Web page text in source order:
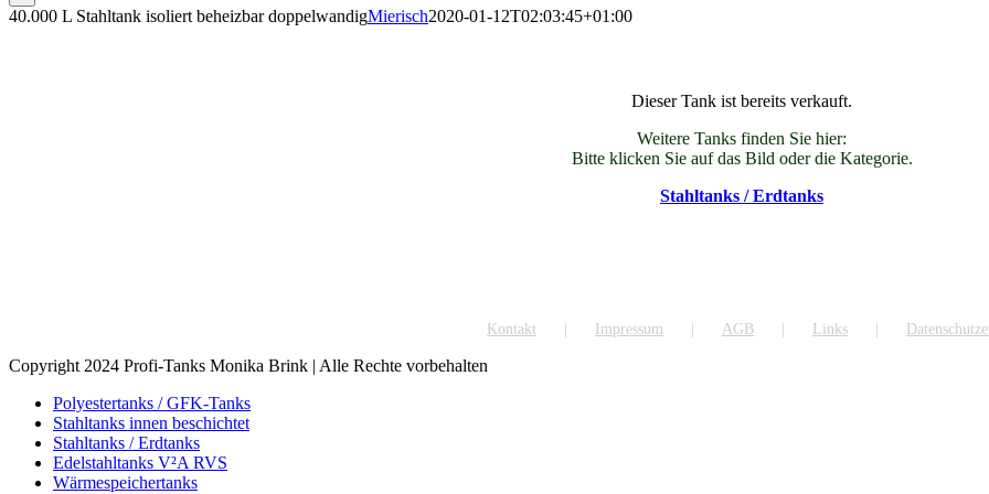
40.000 L Stahltank isoliert beheizbar doppelwandigMierisch2020-01-12T02:03:45+01:00
Dieser Tank ist bereits verkauft.
Weitere Tanks finden Sie hier:
Bitte klicken Sie auf das Bild oder die Kategorie.
Stahltanks / Erdtanks
Kontakt Impressum AGB Links
Copyright 2024 Profi-Tanks Monika Brink | Alle Rechte vorbehalten
Toggle
Sliding
Area
Polyestertanks / GFK-Tanks
Stahltanks innen beschichtet
Stahltanks / Erdtanks
Edelstahltanks V²A RVS
Wärmespeichertanks